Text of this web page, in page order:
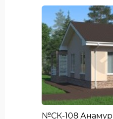
№СК-108 Анамур